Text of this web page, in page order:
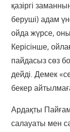
қазіргі
беруші) адам
ойда жүрсе,
Керісінше,
пайдасыз сөз
дейді. Демек
бекер
Ардақты
салауаты мен